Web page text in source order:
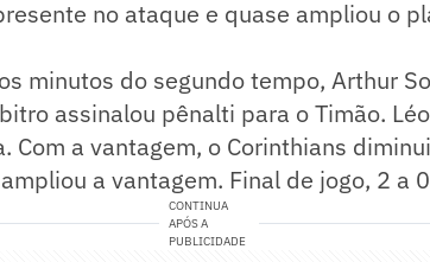
no ataque e quase ampliou o
minutos do segundo tempo, Arthur
assinalou pênalti para o Timão.
Com a vantagem, o Corinthians
a vantagem. Final de jogo, 2 a
CONTINUA
APÓS A
PUBLICIDADE